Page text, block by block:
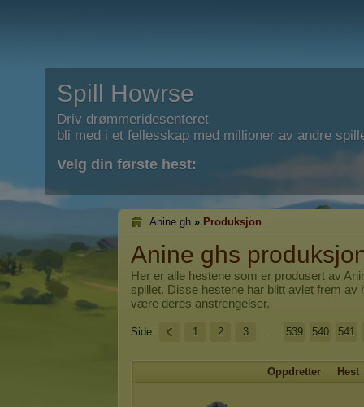
Spill Howrse
Driv drømmeridesenteret
bli med i et fellesskap med millioner av andre
Velg din første hest:
Anine gh » Produksjon
Anine ghs
Her er alle hestene som er produsert av
spillet. Disse hestene har blitt avlet frem av
være deres anstrengelser.
Side: 1 2 3 ... 539 540 541
Oppdretter Hest